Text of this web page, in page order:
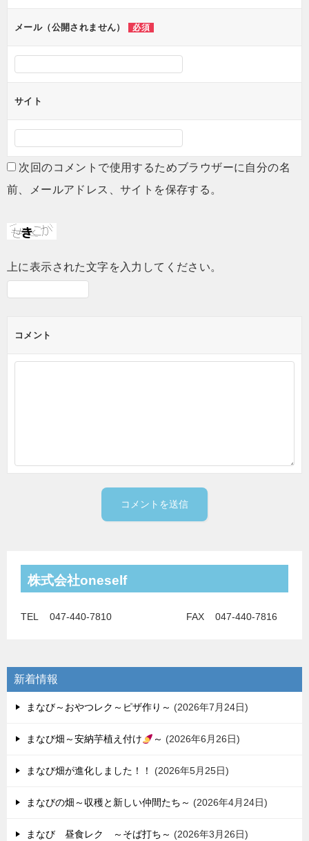
ン
メール（公開されません） 必須
サイト
次回のコメントで使用するためブラウザーに自分の名
前、メールアドレス、サイトを保存する。
上に表示された文字を入力してください。
コメント
株式会社oneself
TEL 047-440-7810 FAX 047-440-7816
新着情報
まなび～おやつレク～ピザ作り～ 2026年7月24日
まなび畑～安納芋植え付け ～ 2026年6月26日
まなび畑が進化しました！！ 2026年5月25日
まなびの畑～収穫と新しい仲間たち～ 2026年4月24日
まなび 昼食レク ～そば打ち～ 2026年3月26日